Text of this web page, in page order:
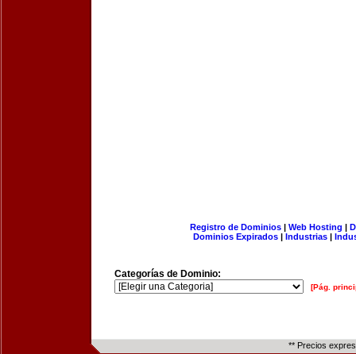
Registro de Dominios| Web Hosting |
Dominios Expirados | Industrias |
Categorías de Dominio:
[Pág.
** Precios